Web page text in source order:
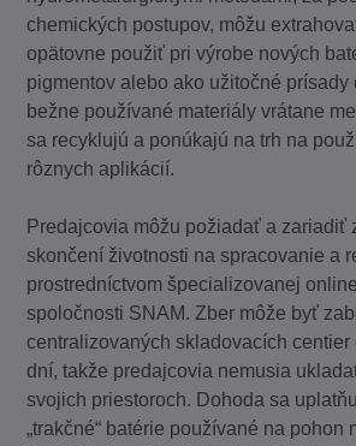
chemických postupov, môžu
opätovne použiť pri výrobe nových
pigmentov alebo ako užitočné prísady
bežne používané materiály vrátane
sa recyklujú a ponúkajú na trh na
rôznych aplikácií.
Predajcovia môžu požiadať a zariadiť
skončení životnosti na spracovanie a
prostredníctvom špecializovanej
spoločnosti SNAM. Zber môže byť
centralizovaných skladovacích centier
dní, takže predajcovia nemusia
svojich priestoroch. Dohoda sa
„trakčné“ batérie používané na pohon